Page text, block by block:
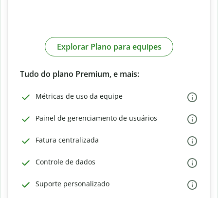
Explorar Plano para equipes
Tudo do plano Premium, e mais:
Métricas de uso da equipe
Painel de gerenciamento de usuários
Fatura centralizada
Controle de dados
Suporte personalizado